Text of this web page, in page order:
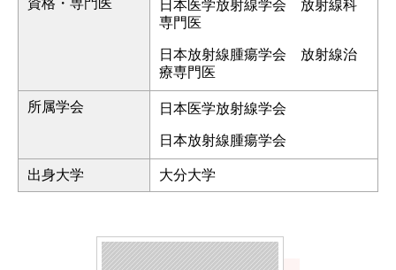
資格・専門医
日本医学放射線学会 放射線科
専門医
日本放射線腫瘍学会 放射線治
療専門医
所属学会 日本医学放射線学会
日本放射線腫瘍学会
出身大学 大分大学